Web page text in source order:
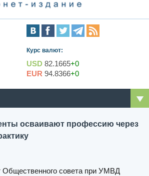
Курс валют:
USD 82.1665+0
EUR 94.8366+0
осваивают профессию через
Общественного совета при УМВД